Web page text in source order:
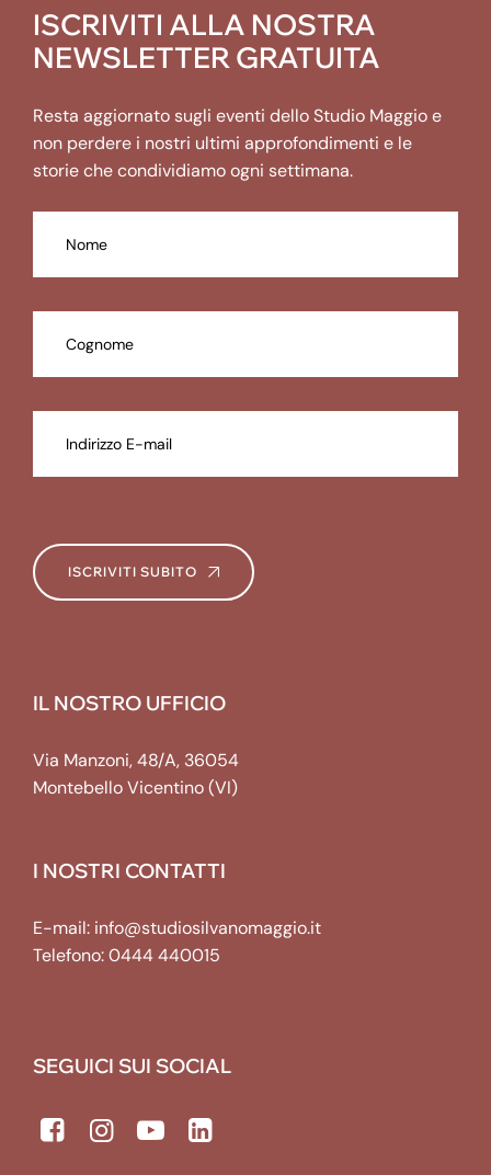
ISCRIVITI ALLA NOSTRA
NEWSLETTER GRATUITA
Resta aggiornato sugli eventi dello Studio Maggio e
non perdere i nostri ultimi approfondimenti e le
storie che condividiamo ogni settimana.
ISCRIVITI SUBITO
IL NOSTRO UFFICIO
Via Manzoni, 48/A, 36054
Montebello Vicentino (VI)
I NOSTRI CONTATTI
E-mail: info@studiosilvanomaggio.it
Telefono:0444 440015
SEGUICI SUI SOCIAL